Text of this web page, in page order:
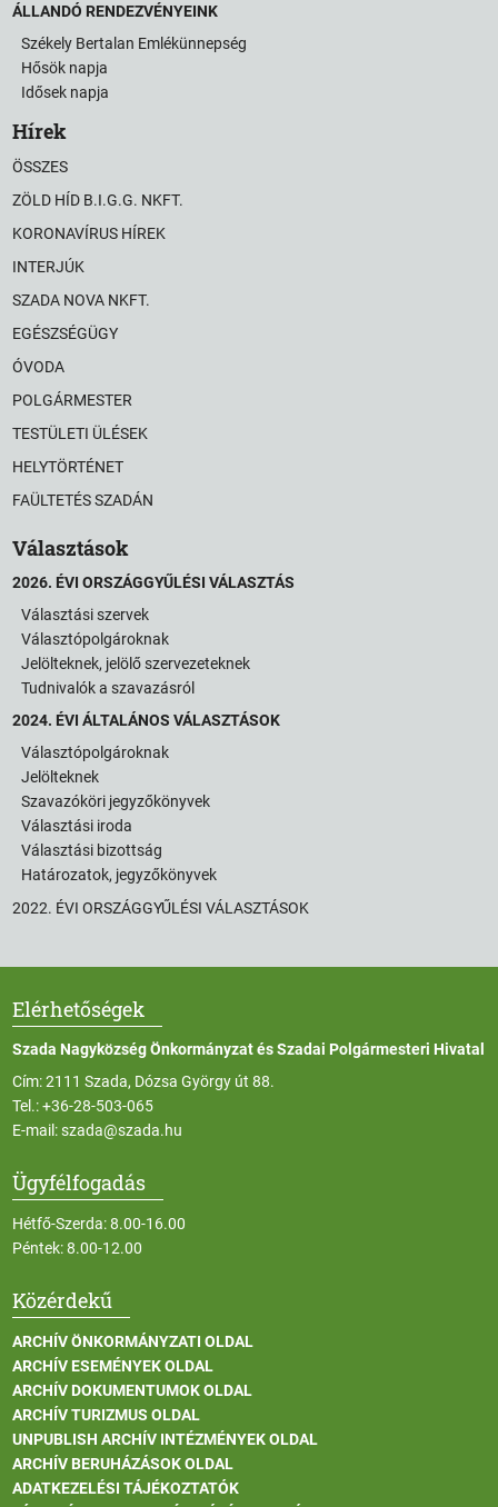
ÁLLANDÓ RENDEZVÉNYEINK
Székely Bertalan Emlékünnepség
Hősök napja
Idősek napja
Hírek
ÖSSZES
ZÖLD HÍD B.I.G.G. NKFT.
KORONAVÍRUS HÍREK
INTERJÚK
SZADA NOVA NKFT.
EGÉSZSÉGÜGY
ÓVODA
POLGÁRMESTER
TESTÜLETI ÜLÉSEK
HELYTÖRTÉNET
FAÜLTETÉS SZADÁN
Választások
2026. ÉVI ORSZÁGGYŰLÉSI VÁLASZTÁS
Választási szervek
Választópolgároknak
Jelölteknek, jelölő szervezeteknek
Tudnivalók a szavazásról
2024. ÉVI ÁLTALÁNOS VÁLASZTÁSOK
Választópolgároknak
Jelölteknek
Szavazóköri jegyzőkönyvek
Választási iroda
Választási bizottság
Határozatok, jegyzőkönyvek
2022. ÉVI ORSZÁGGYŰLÉSI VÁLASZTÁSOK
Elérhetőségek
Szada Nagyközség Önkormányzat és Szadai Polgármesteri Hivatal
Cím: 2111 Szada, Dózsa György út 88.
Tel.:+36-28-503-065
E-mail:szada@szada.hu
Ügyfélfogadás
Hétfő-Szerda: 8.00-16.00
Péntek: 8.00-12.00
Közérdekű
ARCHÍV ÖNKORMÁNYZATI OLDAL
ARCHÍV ESEMÉNYEK OLDAL
ARCHÍV DOKUMENTUMOK OLDAL
ARCHÍV TURIZMUS OLDAL
UNPUBLISH ARCHÍV INTÉZMÉNYEK OLDAL
ARCHÍV BERUHÁZÁSOK OLDAL
ADATKEZELÉSI TÁJÉKOZTATÓK